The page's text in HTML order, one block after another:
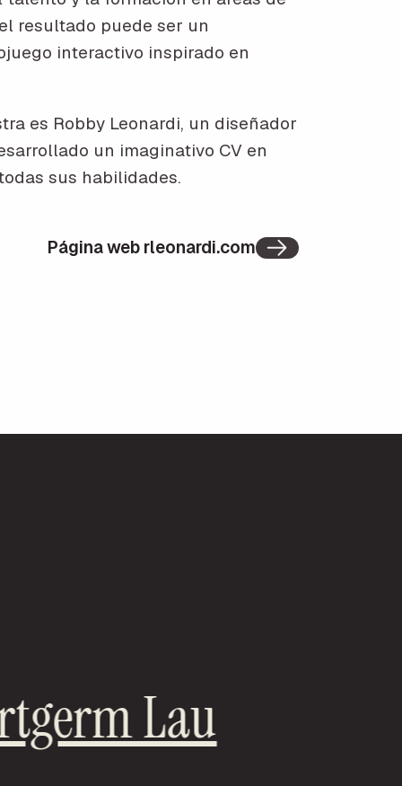
resultado puede ser un
interactivo inspirado en
es Robby Leonardi, un diseñador
un imaginativo CV en
sus habilidades.
Página web rleonardi.com
Lau